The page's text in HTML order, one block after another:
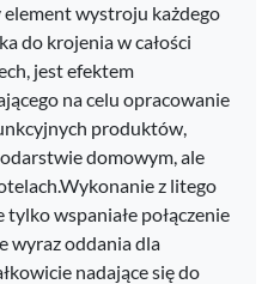
element wystroju każdego
do krojenia w całości
jest efektem
na celu opracowanie
produktów,
domowym, ale
z litego
wspaniałe połączenie
wyraz oddania dla
nadające się do